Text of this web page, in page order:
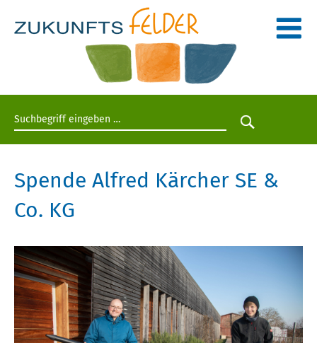
Suchbegriff eingeben
Suche
Spende Alfred Kärcher SE &
Co. KG